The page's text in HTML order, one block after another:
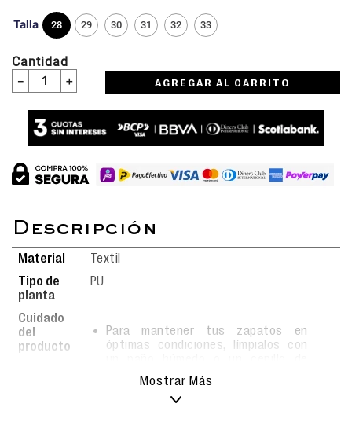
Talla 28 29 30 31 32 33
Cantidad
＋
－ AGREGAR AL CARRITO
Material
Textil
Tipo de
planta
PU
Cuidado
del
producto
Para mantener tus zapatos en
óptimas condiciones, límpialos con
cerdas suaves usando agua y jabón.
Evita el uso de detergentes fuertes,
ya que podrían alterar el material.
Mostrar Más